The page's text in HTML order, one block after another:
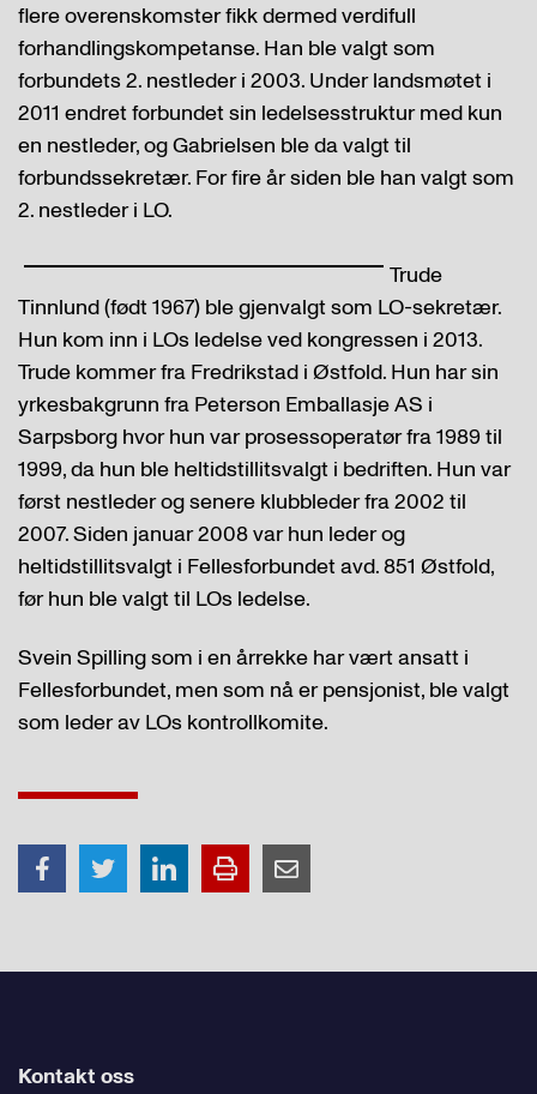
flere overenskomster fikk dermed verdifull
forhandlingskompetanse. Han ble valgt som
forbundets 2. nestleder i 2003. Under landsmøtet i
2011 endret forbundet sin ledelsesstruktur med kun
en nestleder, og Gabrielsen ble da valgt til
forbundssekretær. For fire år siden ble han valgt som
2. nestleder i LO.
Trude
Tinnlund (født 1967) ble gjenvalgt som LO-sekretær.
Hun kom inn i LOs ledelse ved kongressen i 2013.
Trude kommer fra Fredrikstad i Østfold. Hun har sin
yrkesbakgrunn fra Peterson Emballasje AS i
Sarpsborg hvor hun var prosessoperatør fra 1989 til
1999, da hun ble heltidstillitsvalgt i bedriften. Hun var
først nestleder og senere klubbleder fra 2002 til
2007. Siden januar 2008 var hun leder og
heltidstillitsvalgt i Fellesforbundet avd. 851 Østfold,
før hun ble valgt til LOs ledelse.
Svein Spilling som i en årrekke har vært ansatt i
Fellesforbundet, men som nå er pensjonist, ble valgt
som leder av LOs kontrollkomite.
Kontakt oss